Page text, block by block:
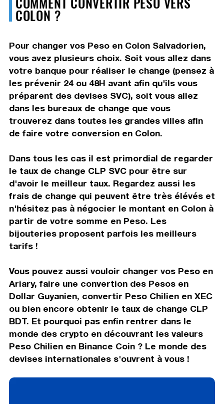
COLON ?
Pour changer vos Peso en Colon Salvadorien,
vous avez plusieurs choix. Soit vous allez dans
votre banque pour réaliser le change (pensez à
les prévenir 24 ou 48H avant afin qu'ils vous
préparent des devises SVC), soit vous allez
dans les bureaux de change que vous
trouverez dans toutes les grandes villes afin
de faire votre conversion en Colon.
Dans tous les cas il est primordial de regarder
le taux de change CLP SVC pour être sur
d'avoir le meilleur taux. Regardez aussi les
frais de change qui peuvent être très élévés et
n'hésitez pas à négocier le montant en Colon à
partir de votre somme en Peso. Les
bijouteries proposent parfois les meilleurs
tarifs !
Vous pouvez aussi vouloir changer vos Peso en
Ariary, faire une convertion des Pesos en
Dollar Guyanien, convertir Peso Chilien en XEC
ou bien encore obtenir le taux de change CLP
BDT. Et pourquoi pas enfin rentrer dans le
monde des crypto en découvrant les valeurs
Peso Chilien en Binance Coin ? Le monde des
devises internationales s'ouvrent à vous !